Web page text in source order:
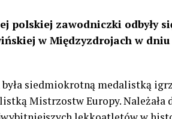
polskiej zawodniczki odbyły
w Międzyzdrojach w dniu
siedmiokrotną medalistką
Mistrzostw Europy. Należała